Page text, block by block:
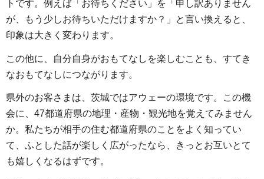
トです。例えば「お待ちください」を「申し訳ありません
が、もう少しお待ちいただけますか？」と言い換えると、
印象は大きく変わります。
この他に、自分自身がおもてなしを楽しむことも、すてき
なおもてなしにつながります。
県外のお客さまは、茨城ではアウェーの環境です。この機
会に、47都道府県の地理・産物・観光地を覚えてみません
か。私たちが相手の住む都道府県のことをよく知ってい
て、ふとした話が楽しく広がったなら、きっとお互いとて
も嬉しくなるはずです。